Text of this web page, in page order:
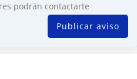
podrán contactarte
Publicar aviso